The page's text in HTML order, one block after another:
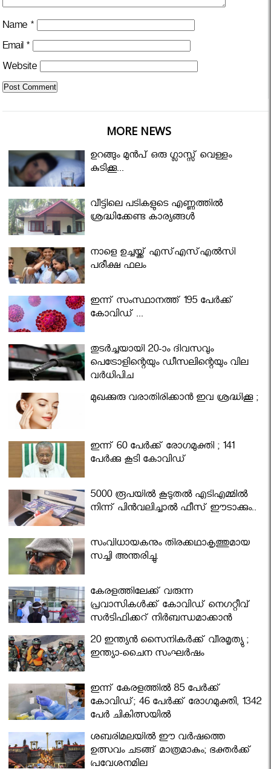
Name *
Email *
Website
MORE NEWS
ഉറങ്ങും മുന്‍പ് ഒരു ഗ്ലാസ്സ് വെള്ളം
കുടിക്കൂ...
വീട്ടിലെ പടികളുടെ എണ്ണത്തിൽ
ശ്രദ്ധിക്കേണ്ട കാര്യങ്ങൾ
നാളെ ഉച്ചയ്ക്ക് എസ്എസ്എല്‍സി
പരീക്ഷ ഫലം
ഇന്ന് സംസ്ഥാനത്ത് 195 പേര്‍ക്ക്
കോവിഡ് ...
തുടർച്ചയായി 20-ാം ദിവസവും
പെട്രോളിന്റെയും ഡീസലിന്റെയും വില
വര്‍ധിപ്പിച്ചു
മുഖക്കുരു വരാതിരിക്കാന്‍ ഇവ ശ്രദ്ധിക്കൂ ;
ഇന്ന് 60 പേർക്ക് രോഗമുക്തി ; 141
പേര്‍ക്കു കൂടി കോവിഡ്
5000 രൂപയിൽ കൂടുതൽ എടിഎമ്മിൽ
നിന്ന് പിൻവലിച്ചാൽ ഫീസ് ഈടാക്കും..
സംവിധായകനും തിരക്കഥാകൃത്തുമായ
സച്ചി അന്തരിച്ചു.
കേരളത്തിലേക്ക് വരുന്ന
പ്രവാസികള്‍ക്ക് കോവിഡ് നെഗറ്റീവ്
സര്‍ട്ടിഫിക്കറ്റ് നിർബന്ധമാക്കാൻ
മന്ത്രിസഭ
20 ഇന്ത്യൻ സൈനികർക്ക് വീരമൃത്യു ;
ഇന്ത്യാ-ചൈന സംഘർഷം
ഇന്ന് കേരളത്തിൽ 85 പേർക്ക്
കോവിഡ്; 46 പേർക്ക് രോഗമുക്തി, 1342
പേർ ചികിത്സയിൽ
ശബരിമലയില്‍ ഈ വർഷത്തെ
ഉത്സവം ചടങ്ങ് മാത്രമാകും; ഭക്തർക്ക്
പ്രവേശനമില്ല